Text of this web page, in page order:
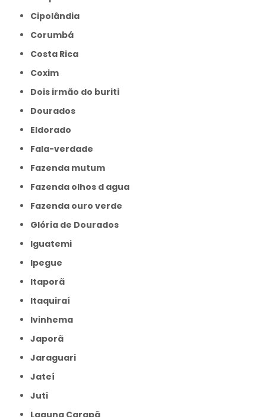
Cipolândia
Corumbá
Costa Rica
Coxim
Dois irmão do buriti
Dourados
Eldorado
Fala-verdade
Fazenda mutum
Fazenda olhos d agua
Fazenda ouro verde
Glória de Dourados
Iguatemi
Ipegue
Itaporã
Itaquiraí
Ivinhema
Japorã
Jaraguari
Jateí
Juti
Laguna Carapã